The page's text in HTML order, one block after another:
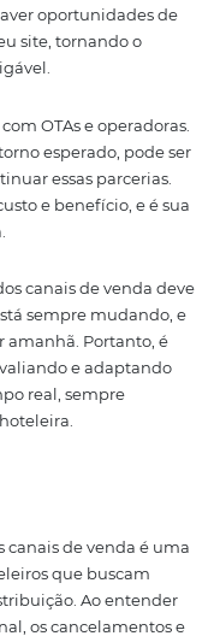
Quanto menor o
de lucro.
se de colocar
cancelamento e das
talvez
mais
performando como
dados sobre a
é tomar decisões